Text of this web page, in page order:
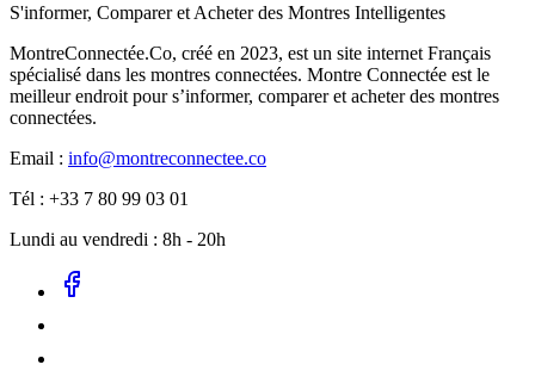
S'informer, Comparer et Acheter des Montres Intelligentes
MontreConnectée.Co, créé en 2023, est un site internet Français
spécialisé dans les montres connectées. Montre Connectée est le
meilleur endroit pour s’informer, comparer et acheter des montres
connectées.
Email : info@montreconnectee.co
Tél : +33 7 80 99 03 01
Lundi au vendredi : 8h - 20h